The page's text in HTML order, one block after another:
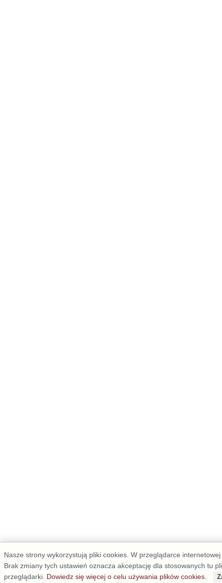
Nasze strony wykorzystują pliki cookies. W przeglądarce
Brak zmiany tych ustawień oznacza akceptację dla stosowanych tu
przeglądarki. Dowiedz się więcej o celu używania plików cookies.